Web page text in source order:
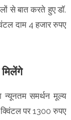
से बात करते हुए डॉ.
दाम 4 हजार रुपए
मिलेंगे
समर्थन मूल्य
क्विंटल पर 1300 रुपए